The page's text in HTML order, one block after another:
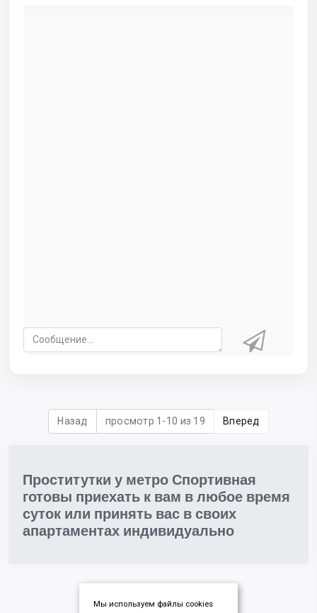
Назад просмотр 1-10 из 19 Вперед
Проститутки у метро Спортивная
готовы приехать к вам в любое время
суток или принять вас в своих
апартаментах индивидуально
Мы используем файлы cookies